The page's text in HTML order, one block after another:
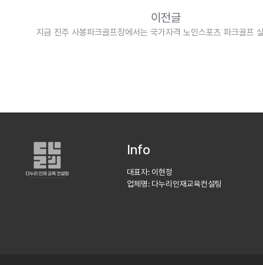
이전글
지금 진주 사봉파크골프장에서는 국가자격 노인스포츠 파크골프 실기수업이
Info
대표자: 이현정
업체명: 다누리인재교육컨설팅